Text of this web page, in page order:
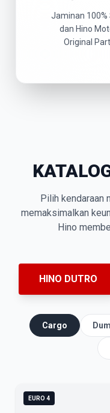
Jaminan 100%
dan Hino
Original
Pilih kendaraan
memaksimalkan
Hino
HINO DUTRO
Cargo
EURO 4